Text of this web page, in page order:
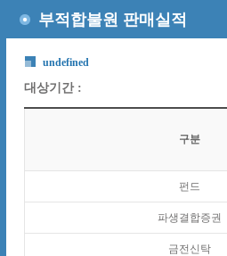
부적합불원 판매실적
undefined
대상기간 :
구분
펀드
파생결합증권
금전신탁